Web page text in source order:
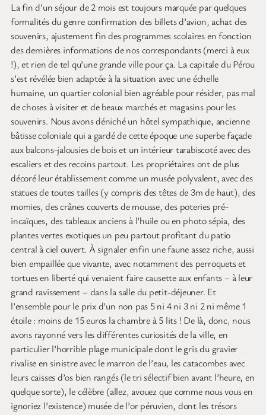
La fin d’un séjour de 2 mois est toujours marquée par quelques
formalités du genre confirmation des billets d’avion, achat des
souvenirs, ajustement fin des programmes scolaires en fonction
des dernières informations de nos correspondants (merci à eux
!), et rien de tel qu’une grande ville pour ça. La capitale du Pérou
s’est révélée bien adaptée à la situation avec une échelle
humaine, un quartier colonial bien agréable pour résider, pas mal
de choses à visiter et de beaux marchés et magasins pour les
souvenirs. Nous avons déniché un hôtel sympathique, ancienne
bâtisse coloniale qui a gardé de cette époque une superbe façade
aux balcons-jalousies de bois et un intérieur tarabiscoté avec des
escaliers et des recoins partout. Les propriétaires ont de plus
décoré leur établissement comme un musée polyvalent, avec des
statues de toutes tailles (y compris des têtes de 3m de haut), des
momies, des crânes couverts de mousse, des poteries pré-
incaïques, des tableaux anciens à l’huile ou en photo sépia, des
plantes vertes exotiques un peu partout profitant du patio
central à ciel ouvert. À signaler enfin une faune assez riche, aussi
bien empaillée que vivante, avec notamment des perroquets et
tortues en liberté qui venaient faire causette aux enfants – à leur
grand ravissement – dans la salle du petit-déjeuner. Et
l’ensemble pour le prix d’un non pas 5 ni 4 ni 3 ni 2 ni même 1
étoile : moins de 15 euros la chambre à 5 lits ! De là, donc, nous
avons rayonné vers les différentes curiosités de la ville, en
particulier l’horrible plage municipale dont le gris du gravier
rivalise en sinistre avec le marron de l’eau, les catacombes avec
leurs caisses d’os bien rangés (le tri sélectif bien avant l’heure, en
quelque sorte), le célèbre (allez, avouez que comme nous vous en
ignoriez l’existence) musée de l’or péruvien, dont les trésors